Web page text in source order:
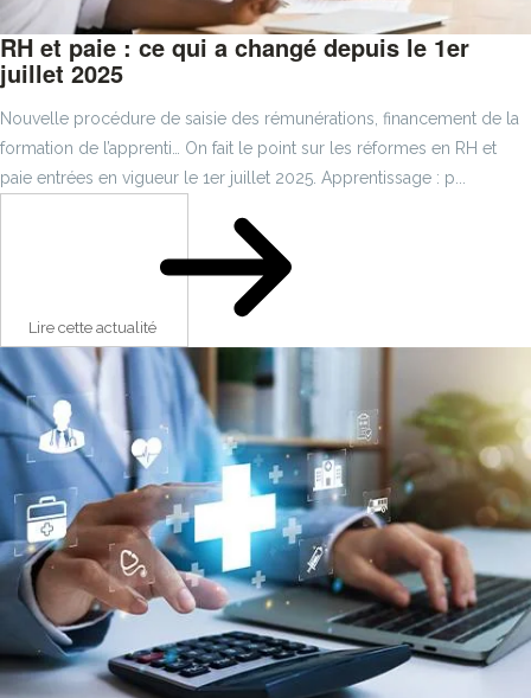
RH et paie : ce qui a changé depuis le 1er
juillet 2025
Nouvelle procédure de saisie des rémunérations, financement de la
formation de l’apprenti… On fait le point sur les réformes en RH et
paie entrées en vigueur le 1er juillet 2025. Apprentissage : p...
Lire cette actualité